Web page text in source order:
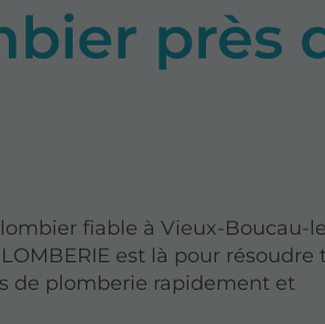
près
fiable à Vieux-Boucau-
est là pour résoudre
de plomberie rapidement et